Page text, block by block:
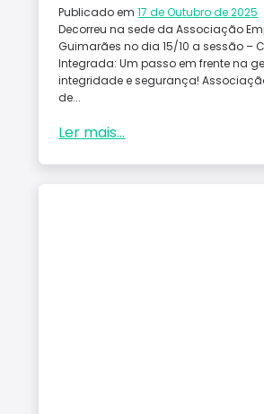
Publicado em17 de Outubro de 2025
Decorreu na sede da Associação
Guimarães no dia 15/10 a sessão –
Integrada: Um passo em frente na
integridade e segurança!
de...
Ler mais...